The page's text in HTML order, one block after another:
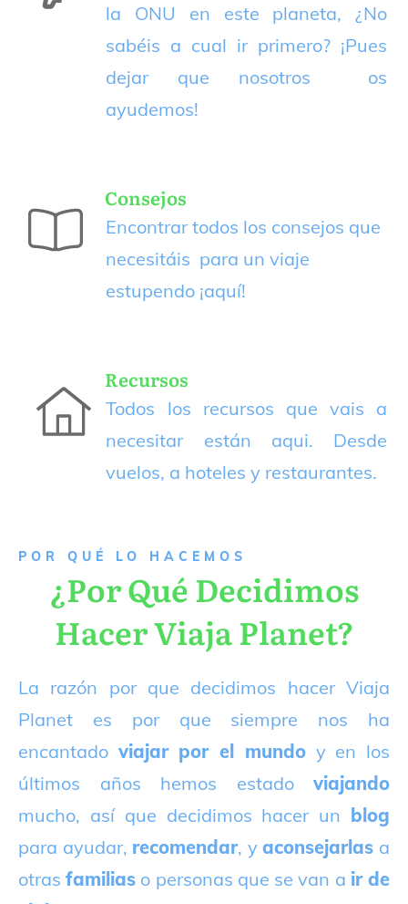
la ONU en este planeta, ¿No
sabéis a cual ir primero? ¡Pues
dejar que nosotros os
ayudemos!
Consejos
Encontrar todos los consejos que
necesitáis para un viaje
estupendo ¡aquí!
Recursos
Todos los recursos que vais a
necesitar están aqui. Desde
vuelos, a hoteles y restaurantes.
P OR QUÉ LO HACEMOS
¿Por Qué Decidimos
Hacer Viaja Planet?
La razón por que decidimos hacer Viaja
Planet es por que siempre nos ha
encantado viajar por el mundoy en los
últimos años hemos estado viajando
mucho, así que decidimos hacer un blog
para ayudar, recomendar, yaconsejarlas a
otrasfamilias o personas que se van a ir de